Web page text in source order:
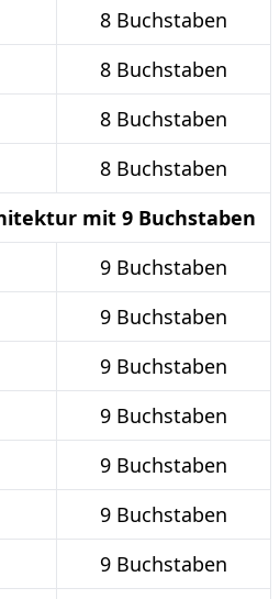
8 Buchstaben
8 Buchstaben
8 Buchstaben
8 Buchstaben
mit 9 Buchstaben
9 Buchstaben
9 Buchstaben
9 Buchstaben
9 Buchstaben
9 Buchstaben
9 Buchstaben
9 Buchstaben